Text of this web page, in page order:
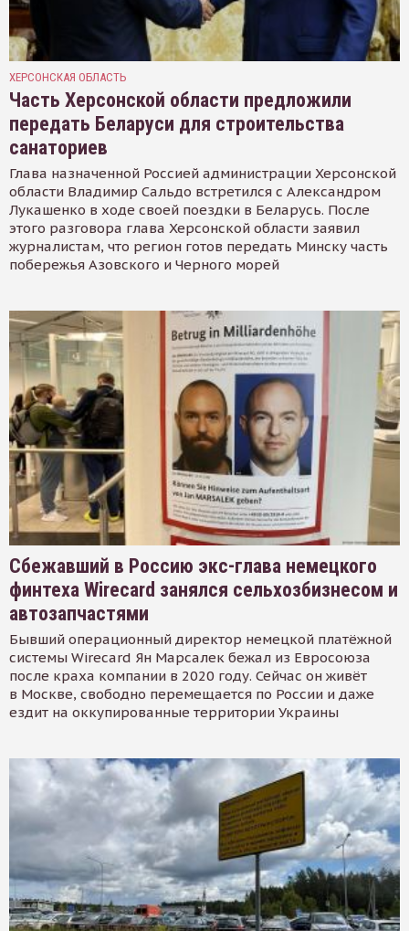
ХЕРСОНСКАЯ ОБЛАСТЬ
Часть Херсонской области предложили
передать Беларуси для строительства
санаториев
Глава назначенной Россией администрации Херсонской
области Владимир Сальдо встретился с Александром
Лукашенко в ходе своей поездки в Беларусь. После
этого разговора глава Херсонской области заявил
журналистам, что регион готов передать Минску часть
побережья Азовского и Черного морей
Сбежавший в Россию экс-глава немецкого
финтеха Wirecard занялся сельхозбизнесом и
автозапчастями
Бывший операционный директор немецкой платёжной
системы Wirecard Ян Марсалек бежал из Евросоюза
после краха компании в 2020 году. Сейчас он живёт
в Москве, свободно перемещается по России и даже
ездит на оккупированные территории Украины